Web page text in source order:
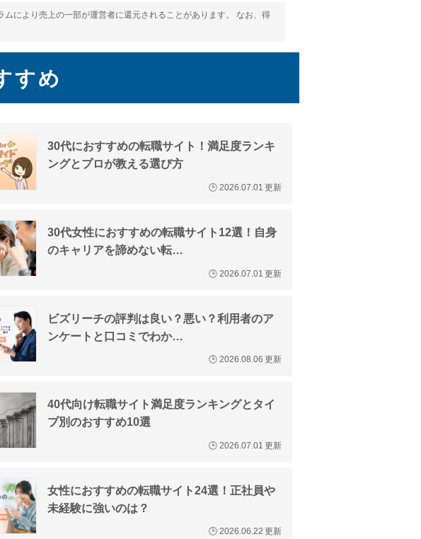
により売上の一部が運営者に還元されることがあります。 なお、得
すめ
30代におすすめの転職サイト！満足度ランキ
ングとプロが教える選び方
🕒 2026.07.01 更新
30代女性におすすめの転職サイト12選！自身
のキャリアを諦めない転…
🕒 2026.07.01 更新
ビズリーチの評判は良い？悪い？利用者のア
ンケートと口コミでわか…
🕒 2026.08.06 更新
40代向け転職サイト満足度ランキングとタイ
プ別のおすすめ10選
🕒 2026.07.01 更新
女性におすすめの転職サイト24選！正社員や
未経験に強いのは？
🕒 2026.06.22 更新